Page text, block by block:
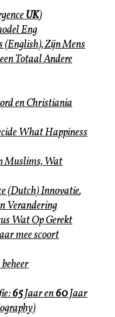
UK)
Eng
(English), Zijn Mens
Totaal Andere
en Christiania
What Happiness
Muslims, Wat
(Dutch)Innovatie,
Verandering
Wat Op Gerekt
mee scoort
65Jaaren60Jaar